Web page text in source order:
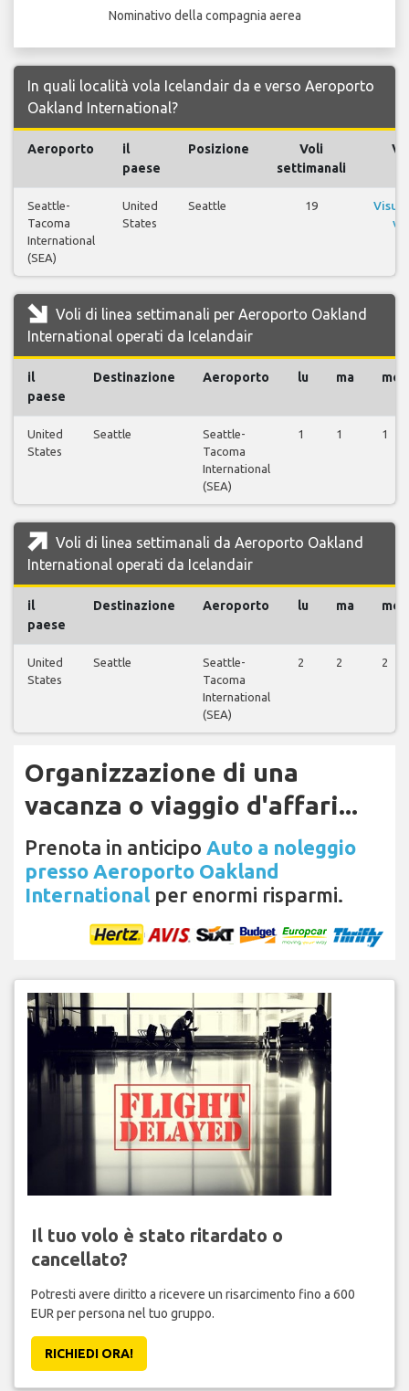
Nominativo della compagnia aerea
In quali località vola Icelandair da e verso Aeroporto
Oakland International?
Aeroporto
il
paese
Posizione
Voli
settimanali
Seattle-
Tacoma
International
(SEA)
United
States
Seattle 19
Voli di linea settimanali per Aeroporto Oakland
International operati da Icelandair
il
paese
Destinazione Aeroporto lu ma me
United
States
Seattle
Seattle-
Tacoma
International
(SEA)
1 1 1
Voli di linea settimanali da Aeroporto Oakland
International operati da Icelandair
il
paese
Destinazione Aeroporto lu ma me
United
States
Seattle
Seattle-
Tacoma
International
(SEA)
2 2 2
Organizzazione di una
vacanza o viaggio d'affari...
Prenota in anticipo Auto a noleggio
presso Aeroporto Oakland
International per enormi risparmi.
Il tuo volo è stato ritardato o
cancellato?
Potresti avere diritto a ricevere un risarcimento fino a 600
EUR per persona nel tuo gruppo.
RICHIEDI ORA!